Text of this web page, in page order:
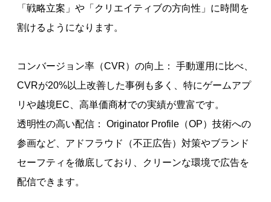
「戦略立案」や「クリエイティブの方向性」に時間を
割けるようになります。
コンバージョン率（CVR）の向上： 手動運用に比べ、
CVRが20%以上改善した事例も多く、特にゲームアプ
リや越境EC、高単価商材での実績が豊富です。
透明性の高い配信： Originator Profile（OP）技術への
参画など、アドフラウド（不正広告）対策やブランド
セーフティを徹底しており、クリーンな環境で広告を
配信できます。